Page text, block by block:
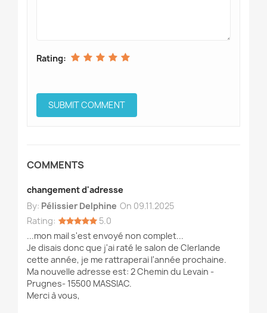
Rating:
COMMENTS
changement d'adresse
By: Pélissier Delphine On 09.11.2025
Rating:
5.0
...mon mail s'est envoyé non complet...
Je disais donc que j'ai raté le salon de Clerlande
cette année, je me rattraperai l'année prochaine.
Ma nouvelle adresse est: 2 Chemin du Levain -
Prugnes- 15500 MASSIAC.
Merci à vous,